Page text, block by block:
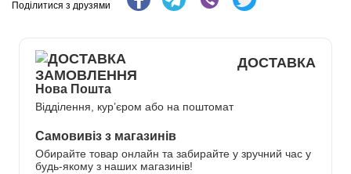
Поділитися з друзями
ДОСТАВКА
Нова Пошта
Відділення, кур’єром або на поштомат
Самовивіз з магазинів
Обирайте товар онлайн та забирайте у зручний час у
будь-якому з наших магазинів!